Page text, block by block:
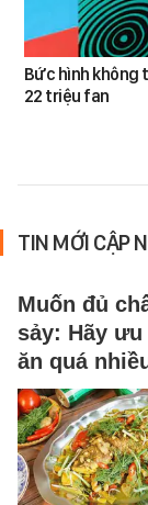
Bức hình không
22 triệu fan
TIN MỚI CẬP
Muốn đủ
sảy: Hãy
ăn quá